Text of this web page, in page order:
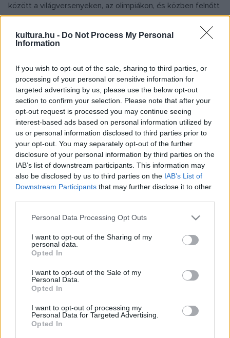
kultura.hu - Do Not Process My Personal
Information
If you wish to opt-out of the sale, sharing to third parties, or
processing of your personal or sensitive information for
targeted advertising by us, please use the below opt-out
section to confirm your selection. Please note that after your
opt-out request is processed you may continue seeing
interest-based ads based on personal information utilized by
us or personal information disclosed to third parties prior to
your opt-out. You may separately opt-out of the further
disclosure of your personal information by third parties on the
IAB’s list of downstream participants. This information may
also be disclosed by us to third parties on the IAB’s List of
Downstream Participants that may further disclose it to other
Please note that this website/app uses one or more Google
not limited to your visit or usage behaviour. You may click to
grant or deny consent to Google and its third-party tags to
use your data for below specified purposes in below Google
consent section.
Personal Data Processing Opt Outs
I want to opt-out of the Sharing of my
personal data.
Opted In
I want to opt-out of the Sale of my
Personal Data.
Opted In
I want to opt-out of processing my
Personal Data for Targeted Advertising.
Opted In
között a világversenyeken, az olimpiákon, és közben felnőtt
Korniss Péter Kossuth-díjas fotóművész a pályatárs
szemszögéből villantotta fel Farkas József személyiségét.
Elmondta, hogy ezt a kiállítást közösen tervezték, de a sors
közbeszólt, a fotóriporter nemrég eltávozott az élők
sorából.
Farkas József nagy tiszteletnek örvendett a sportolók
között is, hiszen maga szintén sportolt, röplabdázott.
Legenda volt és legendássá váltak szellemes megjegyzései
is, amelyek máig, szinte szállóigékként közszájon forognak.
Kevés szakmabeli mondhatja el, hogy három olimpián, három
kaphatta lencsevégre a legemlékezetesebb pillanatokat
Korniss Péter a megnyitón bejelentette: a Magyar
Sportújságírók Szövetsége díjat alapít Farkas József
nevével a sportújságírók és fotósok munkájának
elismerésére.